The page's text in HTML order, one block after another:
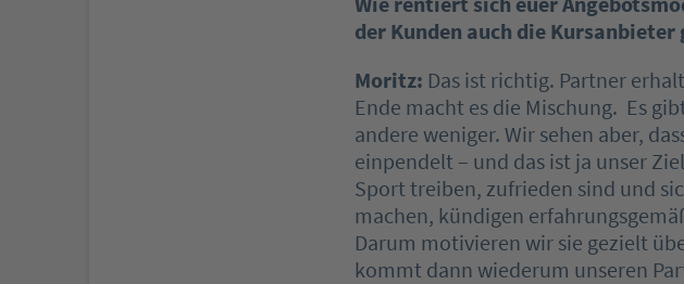
der Kunden auch die
Moritz: Das ist richtig. Partner
Ende macht es die Mischung. Es
andere weniger. Wir sehen aber,
einpendelt – und das ist ja unser
Sport treiben, zufrieden sind und
machen, kündigen
Darum motivieren wir sie gezielt
kommt dann wiederum unseren